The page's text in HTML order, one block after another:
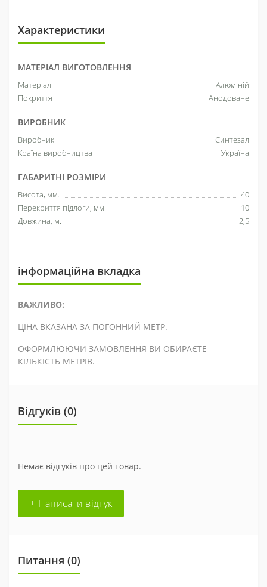
Характеристики
МАТЕРІАЛ ВИГОТОВЛЕННЯ
Матеріал
Алюміній
Покриття
Анодоване
ВИРОБНИК
Виробник
Синтезал
Країна виробництва
Україна
ГАБАРИТНІ РОЗМІРИ
Висота, мм.
40
Перекриття підлоги, мм.
10
Довжина, м.
2,5
інформаційна вкладка
ВАЖЛИВО:
ЦІНА ВКАЗАНА ЗА ПОГОННИЙ МЕТР.
ОФОРМЛЮЮЧИ ЗАМОВЛЕННЯ ВИ ОБИРАЄТЕ
КІЛЬКІСТЬ МЕТРІВ.
Відгуків (0)
Немає відгуків про цей товар.
+ Написати відгук
Питання (0)